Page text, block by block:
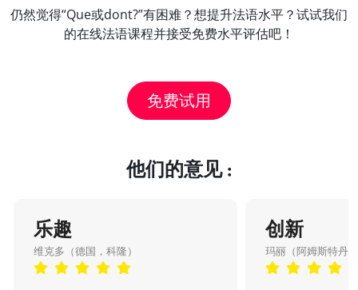
仍然觉得“Que或dont?”有困难？想提升法语水平？试试我们
的在线法语课程并接受免费水平评估吧！
免费试用
他们的意见 :
乐趣
维克多（德国，科隆）
创新
玛丽（阿姆斯特丹